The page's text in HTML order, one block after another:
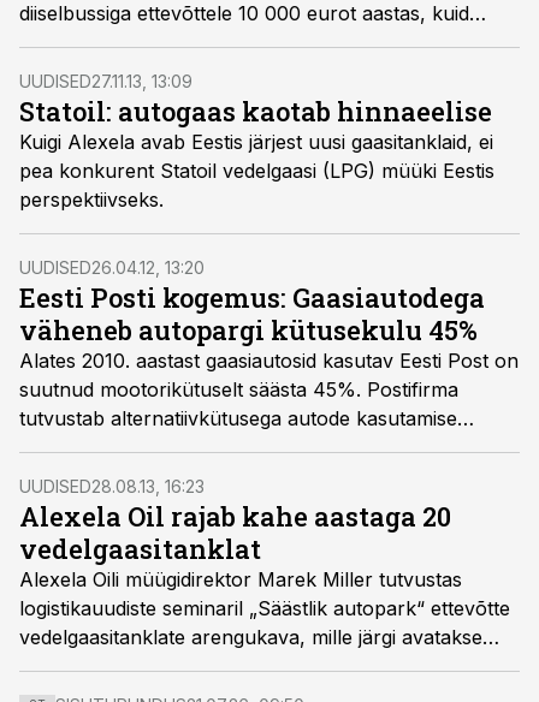
diiselbussiga ettevõttele 10 000 eurot aastas, kuid
möönis, et külmemate ilmadega tekivad tõrked busside
mootorite töös.
UUDISED27.11.13, 13:09
Statoil: autogaas kaotab hinnaeelise
Kuigi Alexela avab Eestis järjest uusi gaasitanklaid, ei
pea konkurent Statoil vedelgaasi (LPG) müüki Eestis
perspektiivseks.
UUDISED26.04.12, 13:20
Eesti Posti kogemus: Gaasiautodega
väheneb autopargi kütusekulu 45%
Alates 2010. aastast gaasiautosid kasutav Eesti Post on
suutnud mootorikütuselt säästa 45%. Postifirma
tutvustab alternatiivkütusega autode kasutamise
kogemust 3. mai Äripäeva Logistika klubis.
UUDISED28.08.13, 16:23
Alexela Oil rajab kahe aastaga 20
vedelgaasitanklat
Alexela Oili müügidirektor Marek Miller tutvustas
logistikauudiste seminaril „Säästlik autopark“ ettevõtte
vedelgaasitanklate arengukava, mille järgi avatakse
tänavu ja järgmisel aastal 20 uut tanklat.